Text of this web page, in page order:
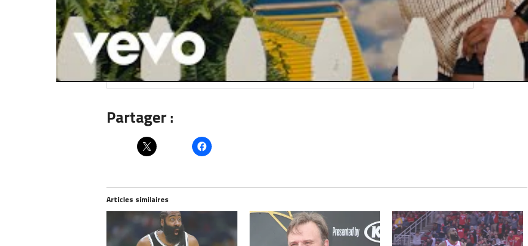
Partager :
Articles similaires